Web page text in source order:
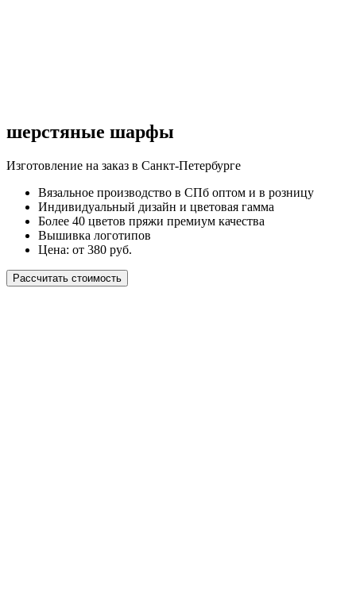
шерстяные шарфы
Изготовление на заказ в Санкт-Петербурге
Вязальное производство в СПб оптом и в розницу
Индивидуальный дизайн и цветовая гамма
Более 40 цветов пряжи премиум качества
Вышивка логотипов
Цена: от 380 руб.
Рассчитать стоимость